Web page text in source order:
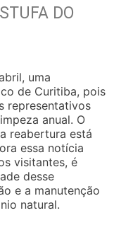
DO
uma
de Curitiba, pois
representativos
anual. O
reabertura está
essa notícia
visitantes, é
desse
e a manutenção
natural.